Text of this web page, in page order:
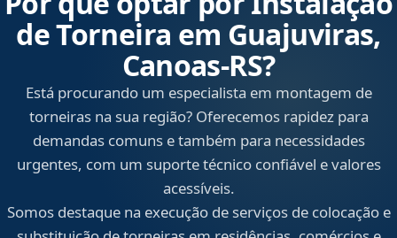
de Torneira em Guajuviras,
Canoas‑RS?
Está procurando um especialista em montagem de
torneiras na sua região? Oferecemos rapidez para
demandas comuns e também para necessidades
urgentes, com um suporte técnico confiável e valores
acessíveis.
Somos destaque na execução de serviços de colocação e